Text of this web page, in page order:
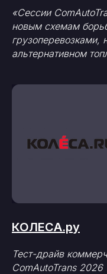
«Сессии
новым схемам
грузоперевозками,
альтернативном
КОЛЕСА.ру
Тест-драйв
ComAutoTrans 2026